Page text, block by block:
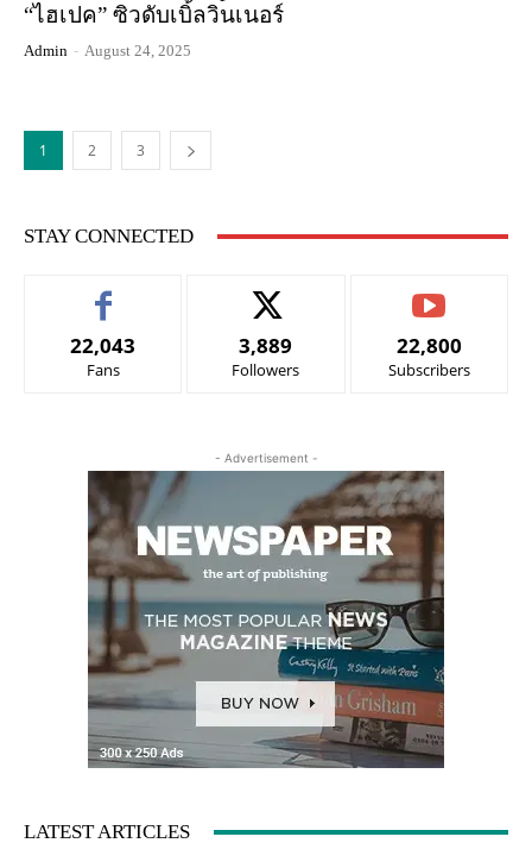
“ไฮเปค” ซิวดับเบิ้ลวินเนอร์
Admin - August 24, 2025
1 2 3
STAY CONNECTED
22,043
Fans
3,889
Followers
22,800
Subscribers
- Advertisement -
LATEST ARTICLES